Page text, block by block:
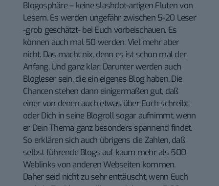
Blogosphäre – keine slashdot-artigen Fluten von
Lesern. Es werden ungefähr zwischen 5-20 Leser
-grob geschätzt- bei Euch vorbeischauen. Es
können auch mal 50 werden. Viel mehr aber
nicht. Das macht nix, denn es ist schon mal der
Anfang. Und ganz klar: Darunter werden auch
Blogleser sein, die ein eigenes Blog haben. Die
Chancen stehen dann einigermaßen gut, daß
einer von denen auch etwas über Euch schreibt
oder Dich in seine Blogroll sogar aufnimmt, wenn
er Dein Thema ganz besonders spannend findet.
So erklären sich auch übrigens die Zahlen, daß
selbst führende Blogs auf kaum mehr als 500
Weblinks von anderen Webseiten kommen.
Daher seid nicht zu sehr enttäuscht, wenn Euch